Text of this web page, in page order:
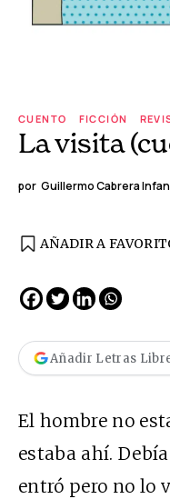
CUENTO FICCIÓN
La visita
por Guillermo Cabrera
AÑADIR A
Añadir Letras
El hombre no
estaba ahí.
entró pero no lo